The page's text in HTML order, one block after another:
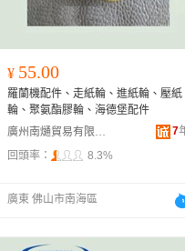
¥ 55.00
羅蘭機配件、走紙輪、進紙輪、壓紙
輪、聚氨酯膠輪、海德堡配件
廣州南熥貿易有限公司
7
回頭率：
8.3%
廣東 佛山市南海區